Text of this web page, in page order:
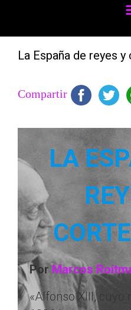
La España de reyes
Compartir
LA
PorMarcos
«Alfonso XIII, cuyo